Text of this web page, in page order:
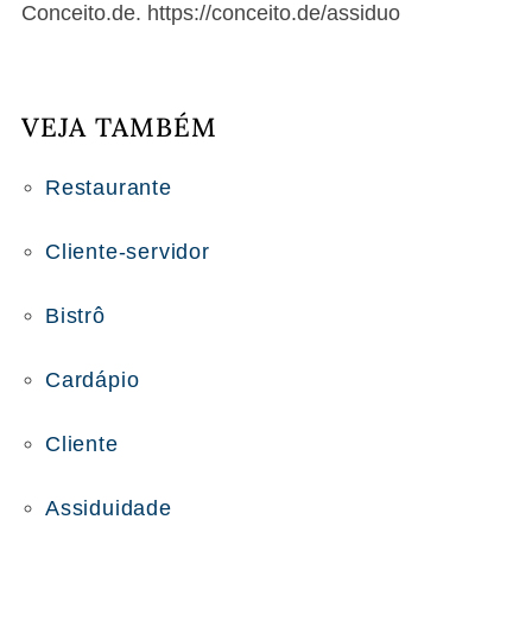
Conceito.de. https://conceito.de/assiduo
VEJA TAMBÉM
Restaurante
Cliente-servidor
Bistrô
Cardápio
Cliente
Assiduidade